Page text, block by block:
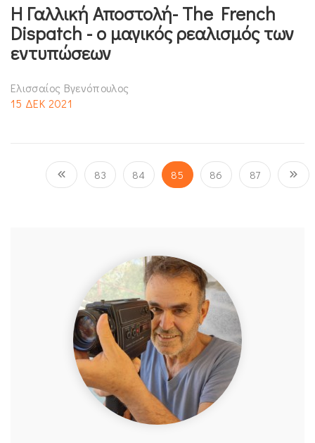
Η Γαλλική Αποστολή- The French
Dispatch - ο μαγικός ρεαλισμός των
εντυπώσεων
Ελισσαίος Βγενόπουλος
15 ΔΕΚ 2021
83 84 85 86 87